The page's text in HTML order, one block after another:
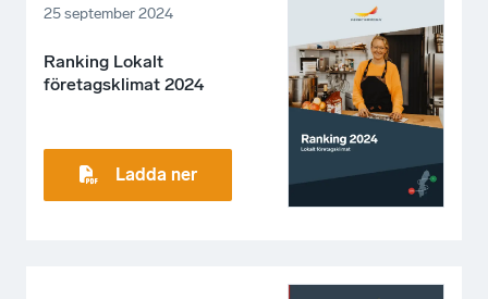
25 september 2024
Ranking Lokalt
företagsklimat 2024
Ladda ner